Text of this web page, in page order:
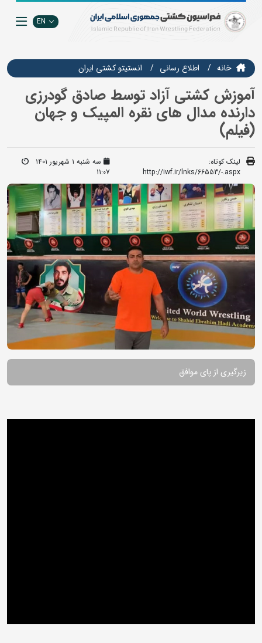
EN
خانه اطلاع رسانی انستيتو كشتي ايران
آموزش کشتی آزاد توسط صادق گودرزی
دارنده مدال های نقره المپیک و جهان
(فیلم)
لینک کوتاه:
http://iwf.ir/lnks/66553/-.aspx
سه شنبه ۱ شهریور ۱۴۰۱
11:07
زیرگیری از پای موافق